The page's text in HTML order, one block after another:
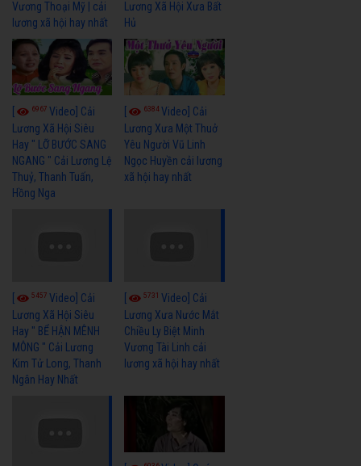
Vương Thoại Mỹ | cải
lương xã hội hay nhất
Lương Xã Hội Xưa Bất
Hủ
6967 Video] Cải
Lương Xã Hội Siêu
Hay " LỠ BƯỚC SANG
NGANG " Cải Lương Lệ
Thuỷ, Thanh Tuấn,
Hồng Nga
6384Video] Cải
Lương Xưa Một Thuở
Yêu Người Vũ Linh
Ngọc Huyền cải lương
xã hội hay nhất
5457 Video] Cải
Lương Xã Hội Siêu
Hay " BỂ HẬN MÊNH
MÔNG " Cải Lương
Kim Tử Long, Thanh
Ngân Hay Nhất
5731Video] Cải
Lương Xưa Nước Mắt
Chiều Ly Biệt Minh
Vương Tài Linh cải
lương xã hội hay nhất